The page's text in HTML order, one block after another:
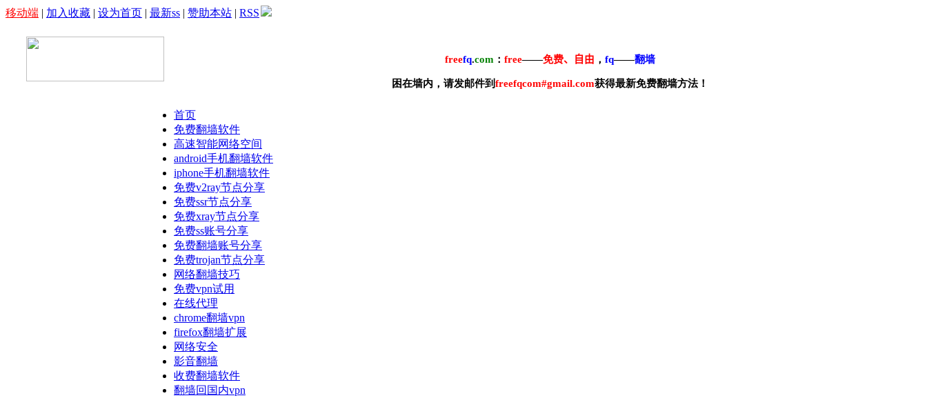
移动端 | 加入收藏 | 设为首页 | 最新ss | 赞助本站 | RSS
freefq.com ： free——免费、自由 ， fq——翻墙
困在墙内，请发邮件到freefqcom#gmail.com获得最新免费翻墙方法！
首页
免费翻墙软件
高速智能网络空间
android手机翻墙软件
iphone手机翻墙软件
免费v2ray节点分享
免费ssr节点分享
免费xray节点分享
免费ss账号分享
免费翻墙账号分享
免费trojan节点分享
网络翻墙技巧
免费vpn试用
在线代理
chrome翻墙vpn
firefox翻墙扩展
网络安全
影音翻墙
收费翻墙软件
翻墙回国内vpn